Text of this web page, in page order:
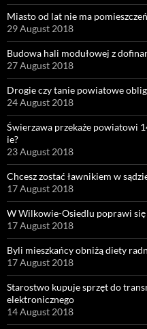
Miasto od lat nie ma
29 August 2018
Budowa hali modułowej z
27 August 2018
Drogie czy tanie powiatowe
24 August 2018
Świerzawa przekaże powiatowi
ie?
23 August 2018
Chcesz zostać ławnikiem w
17 August 2018
W Wilkowie-Osiedlu poprawi się
17 August 2018
Byli mieszkańcy obniżą diety
17 August 2018
Starostwo kupuje sprzęt do
elektronicznego
14 August 2018